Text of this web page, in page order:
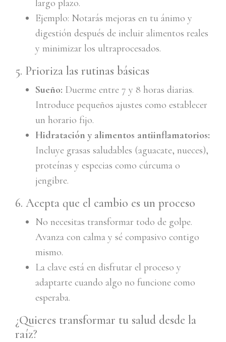
largo plazo.
Ejemplo: Notarás mejoras en tu ánimo y
digestión después de incluir alimentos reales
y minimizar los ultraprocesados.
5. Prioriza las rutinas básicas
Sueño: Duerme entre 7 y 8 horas diarias.
Introduce pequeños ajustes como establecer
un horario fijo.
Hidratación y alimentos antiinflamatorios:
Incluye grasas saludables (aguacate, nueces),
proteínas y especias como cúrcuma o
jengibre.
6. Acepta que el cambio es un proceso
No necesitas transformar todo de golpe.
Avanza con calma y sé compasivo contigo
mismo.
La clave está en disfrutar el proceso y
adaptarte cuando algo no funcione como
esperaba.
¿Quieres transformar tu salud desde la
raíz?